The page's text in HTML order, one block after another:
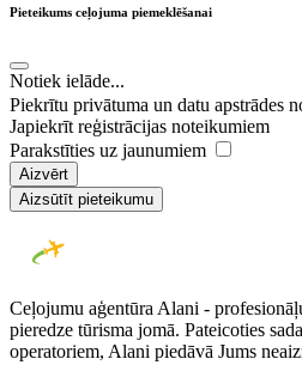
Pieteikums ceļojuma piemeklēšanai
Notiek ielāde...
Piekrītu privātuma un datu apstrādes
Japiekrīt reģistrācijas noteikumiem
Parakstīties uz jaunumiem
Aizvērt
Aizsūtīt pieteikumu
Ceļojumu aģentūra Alani -
pieredze tūrisma jomā. Pateicoties
operatoriem, Alani piedāvā Jums